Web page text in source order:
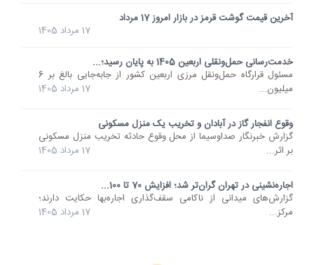
آخرین قیمت گوشت قرمز در بازار امروز 17 مرداد
17 مرداد 1405
خدمت‌رسانی حمل‌ونقلی اربعین 1405 به پایان رسید؛...
مسئول قرارگاه حمل‌ونقل مرزی اربعین کشور از جابه‌جایی بالغ بر 6
میلیون...
17 مرداد 1405
وقوع انفجار گاز در آبادان و تخریب یک منزل مسکونی
گزارش خبرنگار صداوسیما از محل وقوع حادثه‌ تخریب منزل مسکونی
بر اثر...
17 مرداد 1405
اجاره‌نشینی در تهران گران‌تر شد؛ افزایش 70 تا 100...
گزارش‌های میدانی از ناکامی سقف‌گذاری اجاره‌بها حکایت دارند؛
مرکز...
17 مرداد 1405